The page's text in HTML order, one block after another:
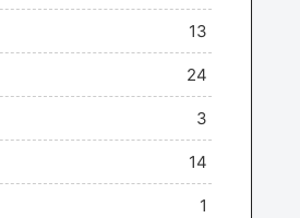
13
24
3
14
1